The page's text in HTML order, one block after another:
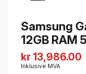
Samsung
12GB RAM
kr 13,986.00
Inklusive MVA